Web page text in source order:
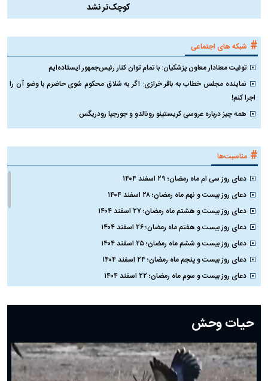
کوچک‌تر نشد
# شبکه های اجتماعی
توئیت معنادار معاون پزشکیان: با تمام توان کنار رئیس‌جمهور ایستاده‌ایم
نماینده مجلس خطاب به باقر خرازی: اگر به شلاق محکوم شوی حاضرم با وضو آن را
اجرا کنم!
همه چیز درباره عروسی کریستینو رونالدو و جورجیا رودریگس
# مناسبت‌ها
دعای روز سی ام ماه رمضان؛ ۲۹ اسفند ۱۴۰۴
دعای روز بیست و نهم ماه رمضان؛ ۲۸ اسفند ۱۴۰۴
دعای روز بیست و هشتم ماه رمضان؛ ۲۷ اسفند ۱۴۰۴
دعای روز بیست و هفتم ماه رمضان؛ ۲۶ اسفند ۱۴۰۴
دعای روز بیست و ششم ماه رمضان؛ ۲۵ اسفند ۱۴۰۴
دعای روز بیست و پنجم ماه رمضان؛ ۲۴ اسفند ۱۴۰۴
دعای روز بیست و سوم ماه رمضان؛ ۲۲ اسفند ۱۴۰۴
دعای روز بیستم ماه رمضان؛ ۱۹ اسفند ۱۴۰۴
دعای روز هشتم ماه مبارک رمضان؛ ۷ اسفند ماه ۱۴۰۴
دعای روز هفتم ماه رمضان؛ ۶ اسفند ۱۴۰۴
دعای روز ششم ماه رمضان؛ ۵ اسفند ۱۴۰۴
دعای روز پنجم ماه رمضان؛ ۴ اسفند ۱۴۰۴
حیات وحش